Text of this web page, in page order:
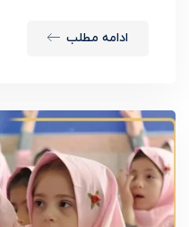
ادامه مطلب